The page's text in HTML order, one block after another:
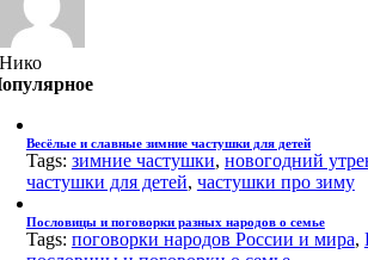
Нико
Весёлые и славные зимние частушки для детей
Tags: зимние частушки, новогодний
частушки для детей, частушки про зиму
Пословицы и поговорки разных народов о семье
Tags: поговорки народов России и мира,